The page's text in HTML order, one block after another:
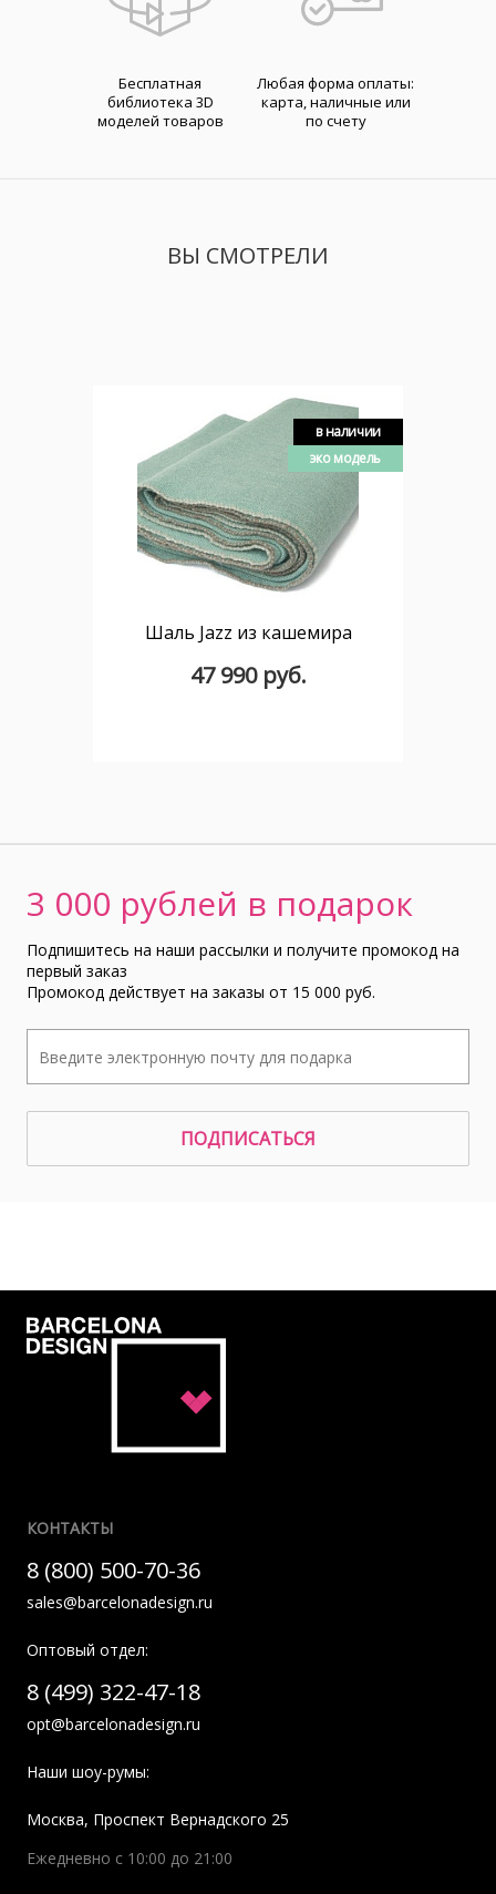
Бесплатная
библиотека 3D
моделей товаров
Любая форма оплаты:
карта, наличные или
по счету
ВЫ СМОТРЕЛИ
в наличии
эко модель
Шаль Jazz из кашемира
47 990 руб.
3 000 рублей в подарок
Подпишитесь на наши рассылки и получите промокод на
первый заказ
Промокод действует на заказы от 15 000 руб.
ПОДПИСАТЬСЯ
КОНТАКТЫ
8 (800) 500-70-36
sales@barcelonadesign.ru
Оптовый отдел:
8 (499) 322-47-18
opt@barcelonadesign.ru
Наши шоу-румы:
Москва, Проспект Вернадского 25
Ежедневно с 10:00 до 21:00